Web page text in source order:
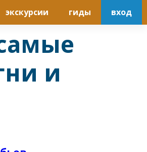
экскурсии гиды вход
и